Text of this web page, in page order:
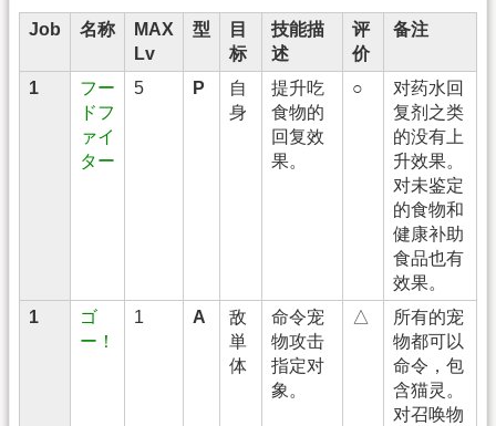
Job 名称
MAX
Lv
型
目
标
技能描
述
评
价
备注
1
フー
ドフ
ァイ
ター
5 P
自
身
提升吃
食物的
回复效
果。
○
对药水回
复剂之类
的没有上
升效果。
对未鉴定
的食物和
健康补助
食品也有
效果。
1
ゴ
ー！
1 A
敌
単
体
命令宠
物攻击
指定对
象。
△
所有的宠
物都可以
命令，包
含猫灵。
对召唤物